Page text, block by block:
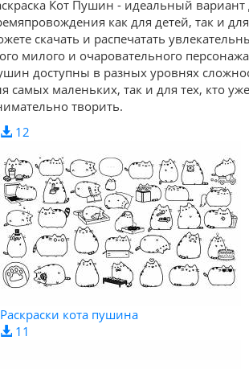
Кот Пушин - идеальный вариант
как для детей, так и
скачать и распечатать
милого и очаровательного
доступны в разных уровнях
самых маленьких, так и для тех, кто
творить.
12
Раскраски кота пушина
11